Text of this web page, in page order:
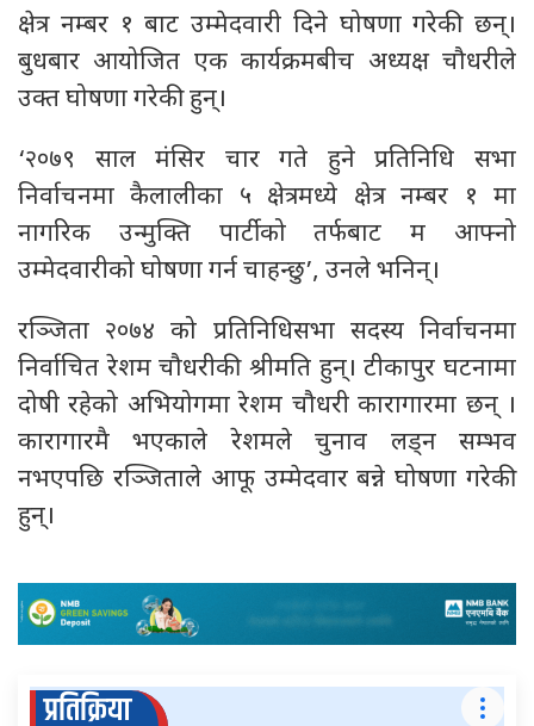
क्षेत्र नम्बर १ बाट उम्मेदवारी दिने घोषणा गरेकी छन्।
बुधबार आयोजित एक कार्यक्रमबीच अध्यक्ष चौधरीले
उक्त घोषणा गरेकी हुन्।
‘२०७९ साल मंसिर चार गते हुने प्रतिनिधि सभा
निर्वाचनमा कैलालीका ५ क्षेत्रमध्ये क्षेत्र नम्बर १ मा
नागरिक उन्मुक्ति पार्टीको तर्फबाट म आफ्नो
उम्मेदवारीको घोषणा गर्न चाहन्छु’, उनले भनिन्।
रञ्जिता २०७४ को प्रतिनिधिसभा सदस्य निर्वाचनमा
निर्वाचित रेशम चौधरीकी श्रीमति हुन्। टीकापुर घटनामा
दोषी रहेको अभियोगमा रेशम चौधरी कारागारमा छन् ।
कारागारमै भएकाले रेशमले चुनाव लड्न सम्भव
नभएपछि रञ्जिताले आफू उम्मेदवार बन्ने घोषणा गरेकी
हुन्।
प्रतिक्रिया